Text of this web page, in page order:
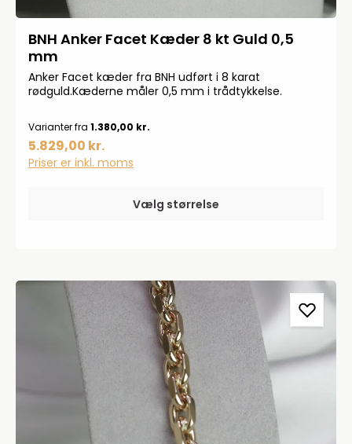
BNH Anker Facet Kæder 8 kt Guld 0,5
mm
Anker Facet kæder fra BNH udført i 8 karat
rødguld.Kæderne måler 0,5 mm i trådtykkelse.
Varianter fra 1.380,00 kr.
5.829,00 kr.
Priser er inkl. moms
Vælg størrelse